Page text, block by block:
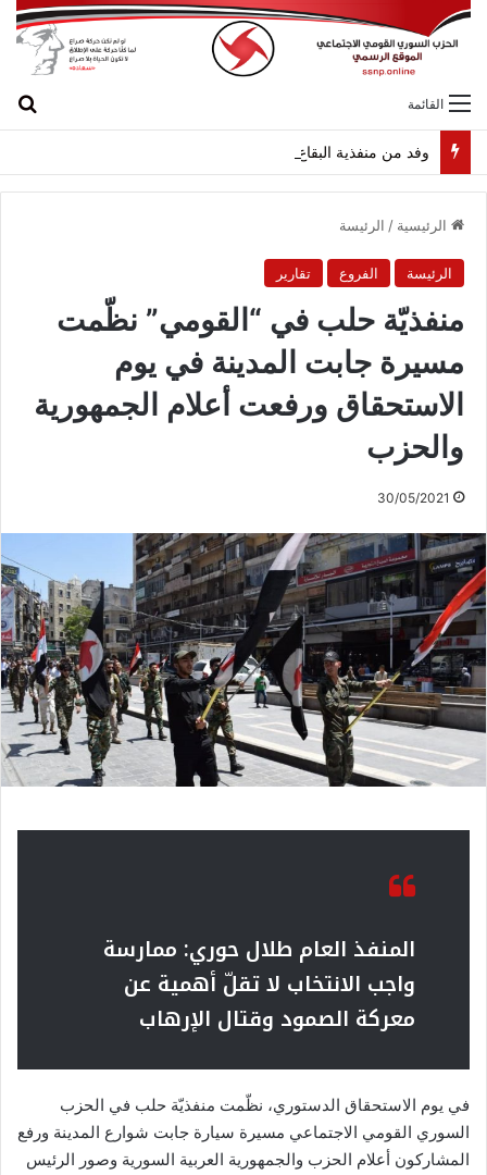
القائمة
الرئيسية / الرئيسة
الرئيسة الفروع تقارير
منفذيّة حلب في “القومي” نظّمت
مسيرة جابت المدينة في يوم
الاستحقاق ورفعت أعلام الجمهورية
والحزب
30/05/2021
المنفذ العام طلال حوري: ممارسة
واجب الانتخاب لا تقلّ أهمية عن
معركة الصمود وقتال الإرهاب
في يوم الاستحقاق الدستوري، نظّمت منفذيّة حلب في الحزب
السوري القومي الاجتماعي مسيرة سيارة جابت شوارع المدينة ورفع
المشاركون أعلام الحزب والجمهورية العربية السورية وصور الرئيس